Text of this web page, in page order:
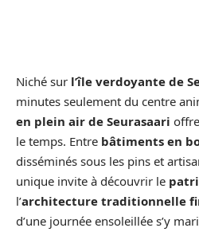
Niché sur l’île verdoyante de
minutes seulement du centre
en plein air de Seurasaari
le temps. Entre bâtiments en
disséminés sous les pins et
unique invite à découvrir le
l’architecture traditionnelle
d’une journée ensoleillée s’y